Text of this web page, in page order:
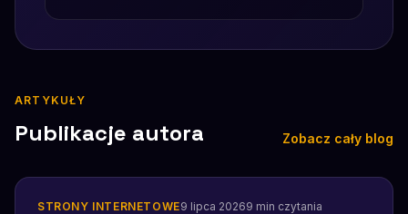
ARTYKUŁY
Publikacje autora Zobacz cały blog
STRONY INTERNETOWE9 lipca 20269 min czytania